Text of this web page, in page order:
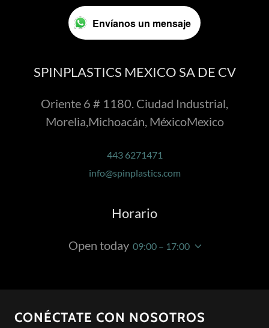
Envíanos un mensaje
SPINPLASTICS MEXICO SA DE CV
Oriente 6 # 1180. Ciudad Industrial,
Morelia,Michoacán, MéxicoMexico
443 6271471
info@spinplastics.com
Horario
Open today 09:00 – 17:00
CONÉCTATE CON NOSOTROS